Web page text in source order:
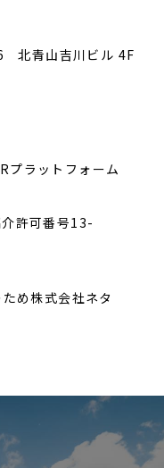
北青山吉川ビル 4F
プラットフォーム
許可番号13-
め株式会社ネタ